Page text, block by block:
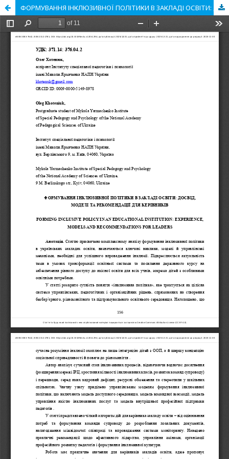
ФОРМУВАННЯ ІНКЛЮЗИВНОЇ ПОЛІТИКИ В ЗАКЛАДІ ОСВІТИ: ДОСВІД, МОДЕЛІ ТА РЕКОМЕНДАЦІЇ ДЛЯ КЕРІВНИКІВ